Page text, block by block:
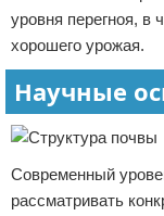
уровня перегноя, в
хорошего урожая.
Научные
Современный
рассматривать